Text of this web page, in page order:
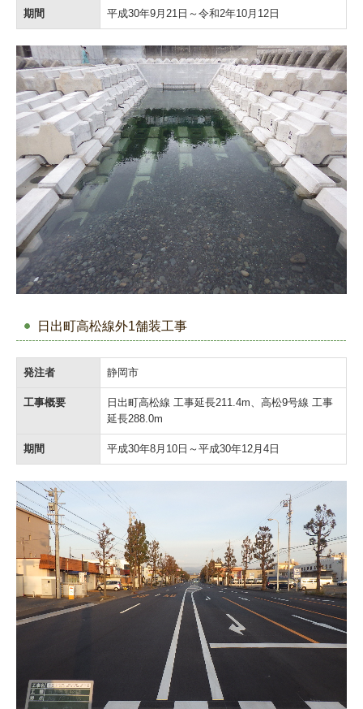
期間 平成30年9月21日～令和2年10月12日
日出町高松線外1舗装工事
発注者 静岡市
工事概要
日出町高松線 工事延長211.4m、高松9号線 工事
延長288.0m
期間 平成30年8月10日～平成30年12月4日